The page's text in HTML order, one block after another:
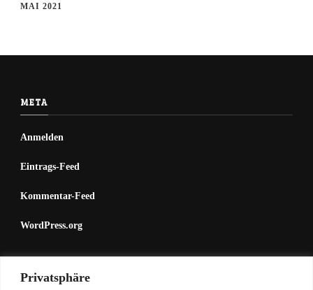
Privatsphäre
MAI 2021
META
Anmelden
Eintrags-Feed
Kommentar-Feed
WordPress.org
Mastodon (1)